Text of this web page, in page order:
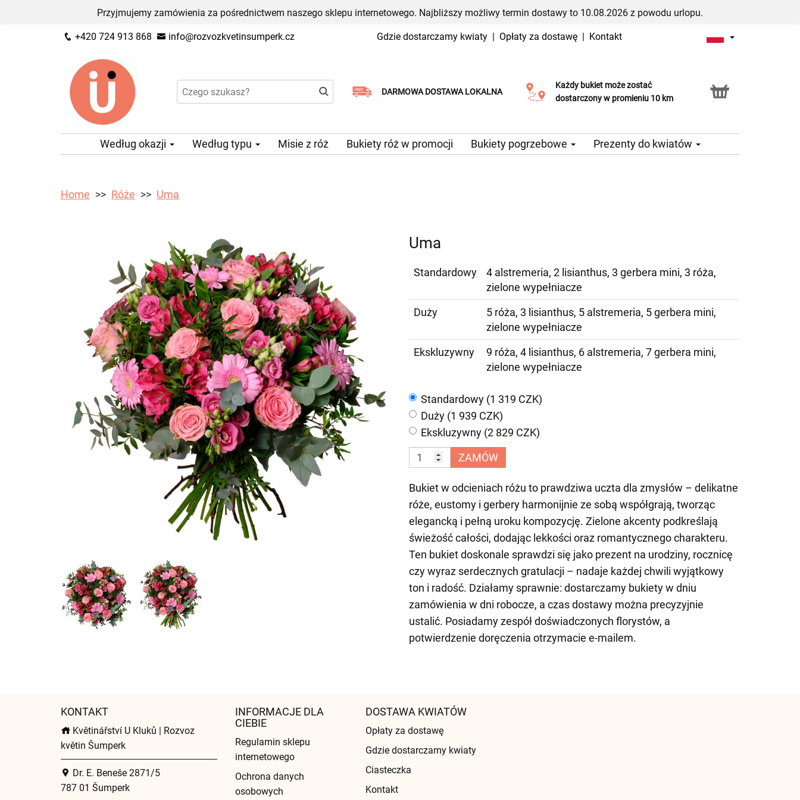
Przyjmujemy zamówienia za pośrednictwem naszego sklepu internetowego. Najbliższy możliwy termin dostawy to 10.08.2026 z powodu urlopu.
+420 724 913 868 info@rozvozkvetinsumperk.cz Gdzie dostarczamy kwiaty | Opłaty za dostawę | Kontakt
DARMOWA DOSTAWA LOKALNA
Wybierz datę dostawy
Każdy bukiet może zostać
dostarczony w promieniu 10 km
Usługa Click & Collect
Według okazji Według typu Misie z róż Bukiety róż w promocji Bukiety pogrzebowe Prezenty do kwiatów
Home Róże Uma
Uma
Standardowy
4 alstremeria, 2 lisianthus, 3 gerbera mini, 3 róża,
zielone wypełniacze
Duży
5 róża, 3 lisianthus, 5 alstremeria, 5 gerbera mini,
zielone wypełniacze
Ekskluzywny
9 róża, 4 lisianthus, 6 alstremeria, 7 gerbera mini,
zielone wypełniacze
Standardowy (1 319 CZK)
Duży (1 939 CZK)
Ekskluzywny (2 829 CZK)
ZAMÓW
Bukiet w odcieniach różu to prawdziwa uczta dla zmysłów – delikatne
róże, eustomy i gerbery harmonijnie ze sobą współgrają, tworząc
elegancką i pełną uroku kompozycję. Zielone akcenty podkreślają
świeżość całości, dodając lekkości oraz romantycznego charakteru.
Ten bukiet doskonale sprawdzi się jako prezent na urodziny, rocznicę
czy wyraz serdecznych gratulacji – nadaje każdej chwili wyjątkowy
ton i radość. Działamy sprawnie: dostarczamy bukiety w dniu
zamówienia w dni robocze, a czas dostawy można precyzyjnie
ustalić. Posiadamy zespół doświadczonych florystów, a
potwierdzenie doręczenia otrzymacie e-mailem.
KONTAKT
Květinářství U Kluků | Rozvoz
květin Šumperk
Dr. E. Beneše 2871/5
787 01 Šumperk
INFORMACJE DLA
CIEBIE
Regulamin sklepu
internetowego
Ochrona danych
osobowych
DOSTAWA KWIATÓW
Opłaty za dostawę
Gdzie dostarczamy kwiaty
Ciasteczka
Kontakt